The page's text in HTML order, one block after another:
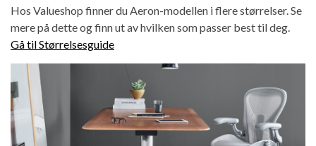
Hos Valueshop finner du Aeron-modellen i flere størrelser. Se
mere på dette og finn ut av hvilken som passer best til deg.
Gå til Størrelsesguide